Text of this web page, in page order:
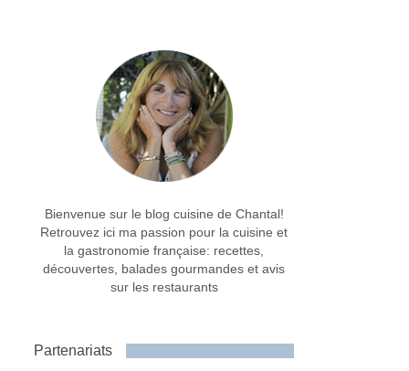
Bienvenue sur le blog cuisine de Chantal!
Retrouvez ici ma passion pour la cuisine et
la gastronomie française: recettes,
découvertes, balades gourmandes et avis
sur les restaurants
Partenariats